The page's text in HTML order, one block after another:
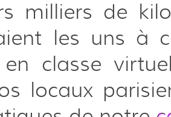
milliers de
les uns à
classe
locaux